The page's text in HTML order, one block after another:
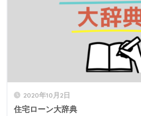
2020年10月2日
住宅ローン大辞典